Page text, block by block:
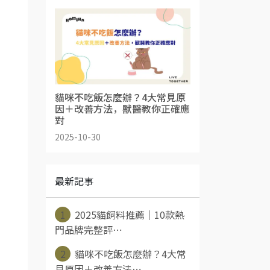
貓咪不吃飯怎麼辦？4大常見原
因＋改善方法，獸醫教你正確應
對
2025-10-30
最新記事
1
2025貓飼料推薦｜10款熱
門品牌完整評⋯
2
貓咪不吃飯怎麼辦？4大常